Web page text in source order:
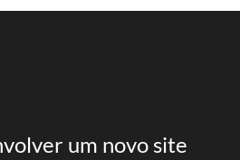
um novo site